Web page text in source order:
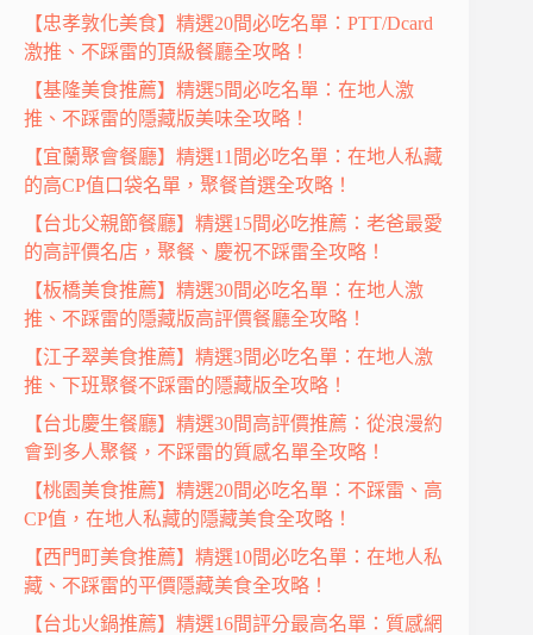
【忠孝敦化美食】精選20間必吃名單：PTT/Dcard
激推、不踩雷的頂級餐廳全攻略！
【基隆美食推薦】精選5間必吃名單：在地人激
推、不踩雷的隱藏版美味全攻略！
【宜蘭聚會餐廳】精選11間必吃名單：在地人私藏
的高CP值口袋名單，聚餐首選全攻略！
【台北父親節餐廳】精選15間必吃推薦：老爸最愛
的高評價名店，聚餐、慶祝不踩雷全攻略！
【板橋美食推薦】精選30間必吃名單：在地人激
推、不踩雷的隱藏版高評價餐廳全攻略！
【江子翠美食推薦】精選3間必吃名單：在地人激
推、下班聚餐不踩雷的隱藏版全攻略！
【台北慶生餐廳】精選30間高評價推薦：從浪漫約
會到多人聚餐，不踩雷的質感名單全攻略！
【桃園美食推薦】精選20間必吃名單：不踩雷、高
CP值，在地人私藏的隱藏美食全攻略！
【西門町美食推薦】精選10間必吃名單：在地人私
藏、不踩雷的平價隱藏美食全攻略！
【台北火鍋推薦】精選16間評分最高名單：質感網